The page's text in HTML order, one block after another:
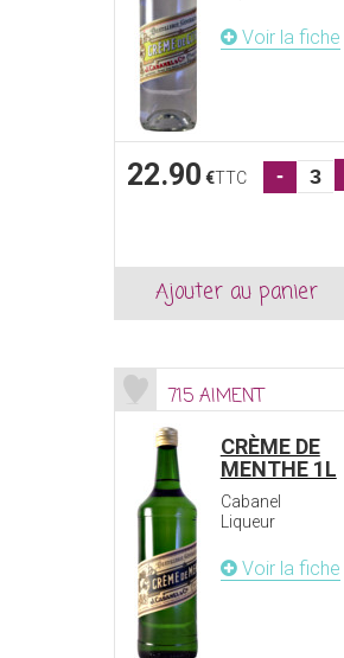
Voir la fiche
22.90 €TTC -
Ajouter au panier
715 AIMENT
CRÈME DE
MENTHE 1L
Cabanel
Liqueur
Voir la fiche